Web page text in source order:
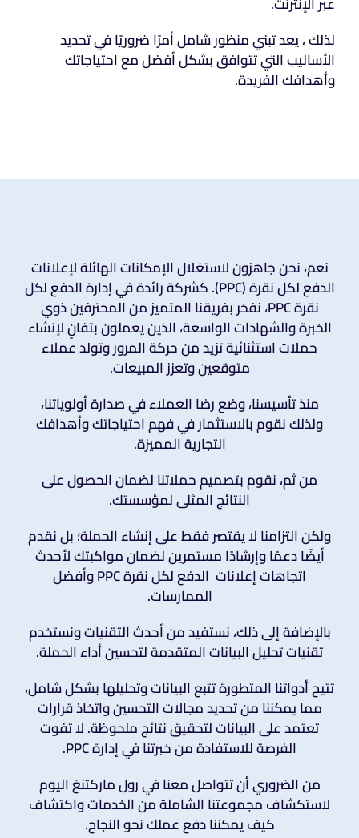
لذلك ، يعد تبني منظور شامل أمرًا ضروريًا في تحديد
الأساليب التي تتوافق بشكل أفضل مع احتياجاتك
وأهدافك الفريدة.
نعم، نحن جاهزون لاستغلال الإمكانات الهائلة لإعلانات
الدفع لكل نقرة (PPC). كشركة رائدة في إدارة الدفع لكل
نقرة PPC، نفخر بفريقنا المتميز من المحترفين ذوي
الخبرة والشهادات الواسعة، الذين يعملون بتفانٍ لإنشاء
حملات استثنائية تزيد من حركة المرور وتولد عملاء
متوقعين وتعزز المبيعات.
منذ تأسيسنا، وضع رضا العملاء في صدارة أولوياتنا،
ولذلك نقوم بالاستثمار في فهم احتياجاتك وأهدافك
التجارية المميزة.
من ثم، نقوم بتصميم حملاتنا لضمان الحصول على
النتائج المثلى لمؤسستك.
ولكن التزامنا لا يقتصر فقط على إنشاء الحملة؛ بل نقدم
أيضًا دعمًا وإرشادًا مستمرين لضمان مواكبتك لأحدث
اتجاهات إعلانات الدفع لكل نقرة PPC وأفضل
الممارسات.
بالإضافة إلى ذلك، نستفيد من أحدث التقنيات ونستخدم
تقنيات تحليل البيانات المتقدمة لتحسين أداء الحملة.
تتيح أدواتنا المتطورة تتبع البيانات وتحليلها بشكل شامل،
مما يمكننا من تحديد مجالات التحسين واتخاذ قرارات
تعتمد على البيانات لتحقيق نتائج ملحوظة. لا تفوت
الفرصة للاستفادة من خبرتنا في إدارة PPC.
من الضروري أن تتواصل معنا في رول ماركتنغ اليوم
لاستكشاف مجموعتنا الشاملة من الخدمات واكتشاف
كيف يمكننا دفع عملك نحو النجاح.